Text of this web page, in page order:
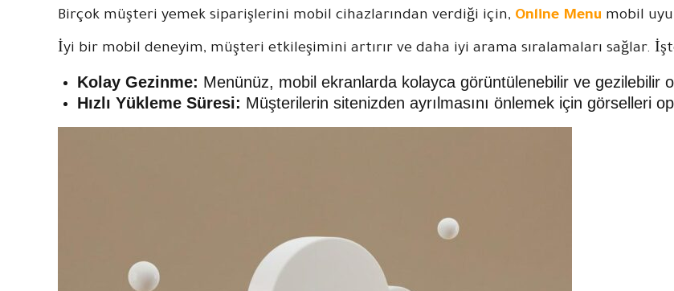
Birçok müşteri yemek siparişlerini mobil cihazlarından verdiği için, Online Menu mobil
İyi bir mobil deneyim, müşteri etkileşimini artırır ve daha iyi arama sıralamaları sağlar.
Kolay Gezinme: Menünüz, mobil ekranlarda kolayca görüntülenebilir ve gezilebilir
Hızlı Yükleme Süresi: Müşterilerin sitenizden ayrılmasını önlemek için görselleri